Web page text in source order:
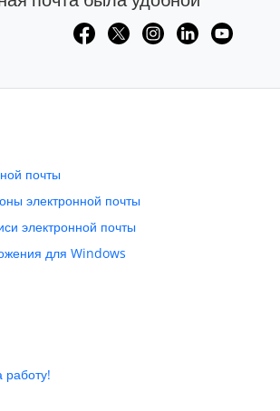
почты
электронной почты
электронной почты
для Windows